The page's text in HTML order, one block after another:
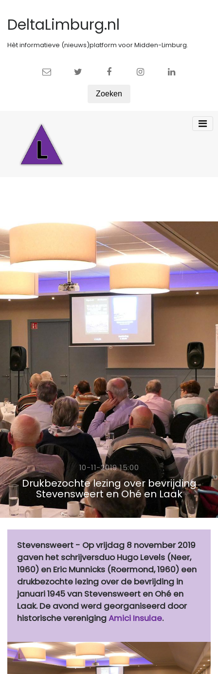
DeltaLimburg.nl
Hèt informatieve (nieuws)platform voor Midden-Limburg.
Zoeken
10-11-2019 15:00
Drukbezochte lezing over bevrijding
Stevensweert en Ohé en Laak
Stevensweert - Op vrijdag 8 november 2019
gaven het schrijversduo Hugo Levels (Neer,
1960) en Eric Munnicks (Roermond, 1960) een
drukbezochte lezing over de bevrijding in
januari 1945 van Stevensweert en Ohé en
Laak. De avond werd georganiseerd door
historische verenigingAmici Insulae.